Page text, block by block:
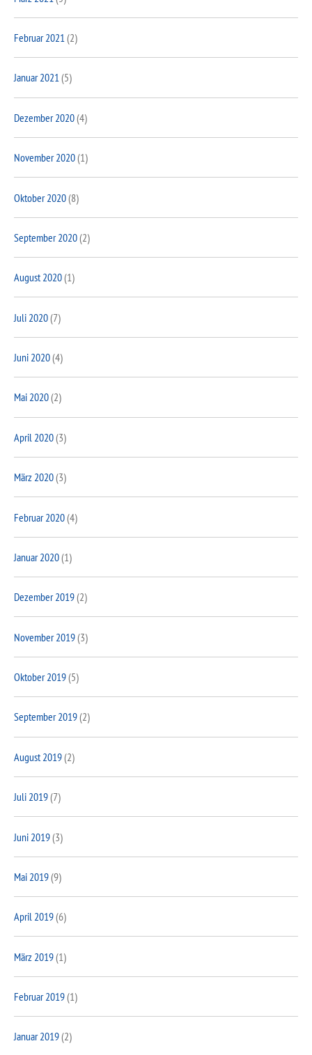
Februar 2021(2)
Januar 2021(5)
Dezember 2020(4)
November 2020(1)
Oktober 2020(8)
September 2020(2)
August 2020(1)
Juli 2020(7)
Juni 2020(4)
Mai 2020(2)
April 2020(3)
März 2020(3)
Februar 2020(4)
Januar 2020(1)
Dezember 2019(2)
November 2019(3)
Oktober 2019(5)
September 2019(2)
August 2019(2)
Juli 2019(7)
Juni 2019(3)
Mai 2019(9)
April 2019(6)
März 2019(1)
Februar 2019(1)
Januar 2019(2)